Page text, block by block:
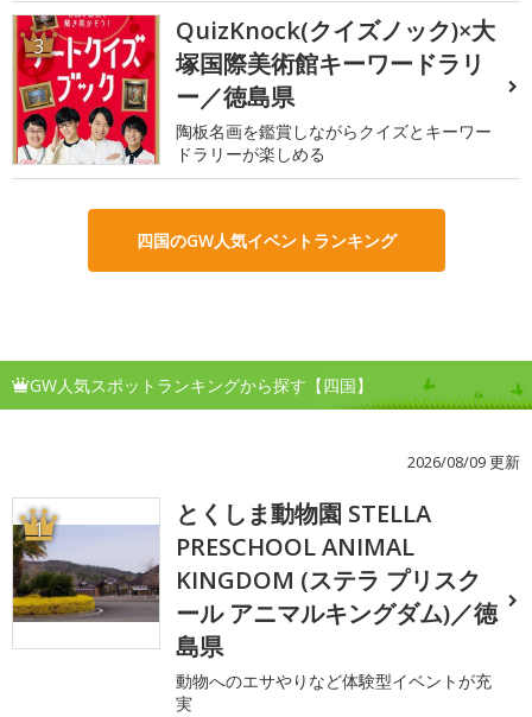
3
QuizKnock(クイズノック)×大
塚国際美術館キーワードラリ
ー／徳島県
陶板名画を鑑賞しながらクイズとキーワー
ドラリーが楽しめる
四国のGW人気イベントランキング
GW人気スポットランキングから探す【四国】
2026/08/09 更新
1
とくしま動物園 STELLA
PRESCHOOL ANIMAL
KINGDOM (ステラ プリスク
ール アニマルキングダム)／徳
島県
動物へのエサやりなど体験型イベントが充
実